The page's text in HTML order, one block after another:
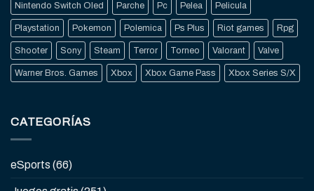
Nintendo Switch Oled Parche Pc Pelea Pelicula
Playstation Pokemon Polemica Ps Plus Riot games Rpg
Shooter Sony Steam Terror Torneo Valorant Valve
Warner Bros. Games Xbox Xbox Game Pass Xbox Series S/X
CATEGORÍAS
eSports (66)